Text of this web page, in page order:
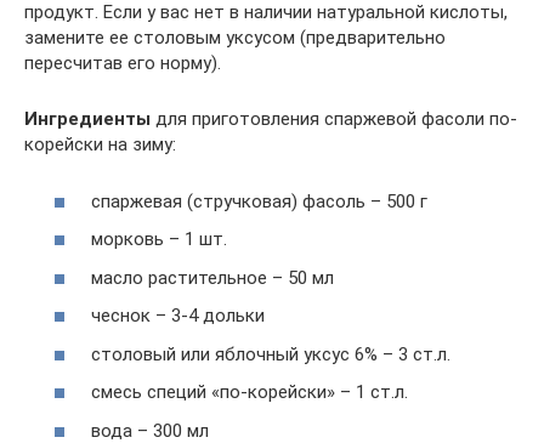
продукт. Если у вас нет в наличии натуральной кислоты,
замените ее столовым уксусом (предварительно
пересчитав его норму).
Ингредиенты для приготовления спаржевой фасоли по-
корейски на зиму:
спаржевая (стручковая) фасоль – 500 г
морковь – 1 шт.
масло растительное – 50 мл
чеснок – 3-4 дольки
столовый или яблочный уксус 6% – 3 ст.л.
смесь специй «по-корейски» – 1 ст.л.
вода – 300 мл